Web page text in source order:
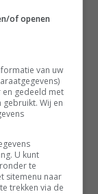
en
kijkt
knikt
hij nog
leerde.
reünie op 11
eind mei
of openen
van uw
gedeeld met
Wij en
U kunt
te
sitemenu naar
trekken via de